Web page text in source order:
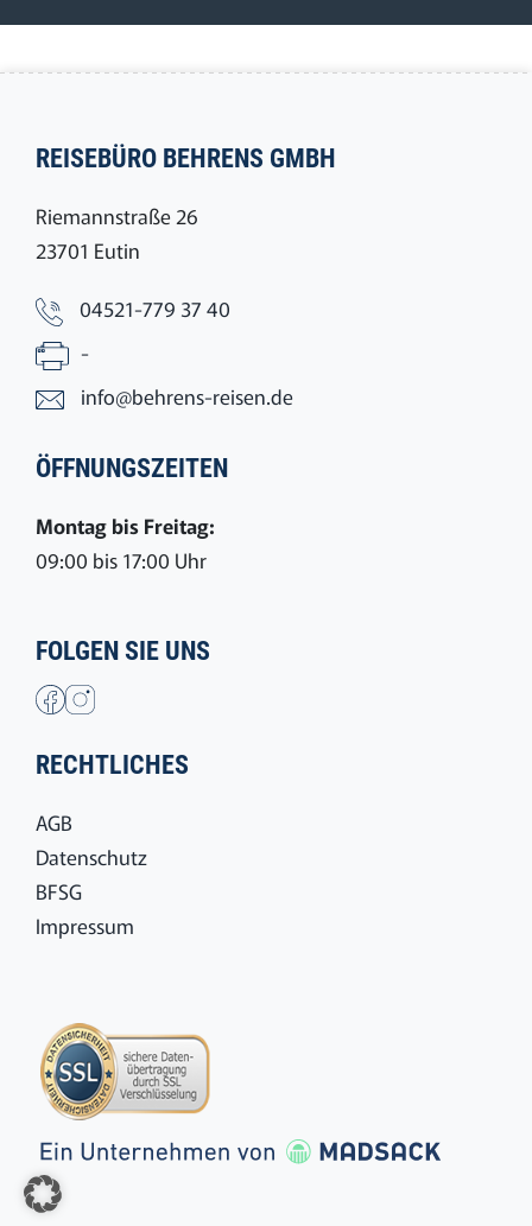
REISEBÜRO BEHRENS GMBH
Riemannstraße 26
23701 Eutin
04521-779 37 40
-
info@behrens-reisen.de
ÖFFNUNGSZEITEN
Montag bis Freitag:
09:00 bis 17:00 Uhr
FOLGEN SIE UNS
RECHTLICHES
AGB
Datenschutz
BFSG
Impressum